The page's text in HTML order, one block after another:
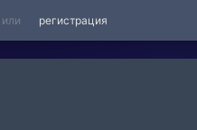
или регистрация